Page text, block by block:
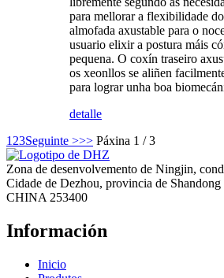
para mellorar a flexibilidade
almofada axustable para o
usuario elixir a postura máis
pequena. O coxín traseiro
os xeonllos se aliñen
para lograr unha boa
detalle
1 23Seguinte >>> Páxina 1 / 3
Zona de desenvolvemento de Ningjin,
Cidade de Dezhou, provincia de Shandong
CHINA 253400
Información
Inicio